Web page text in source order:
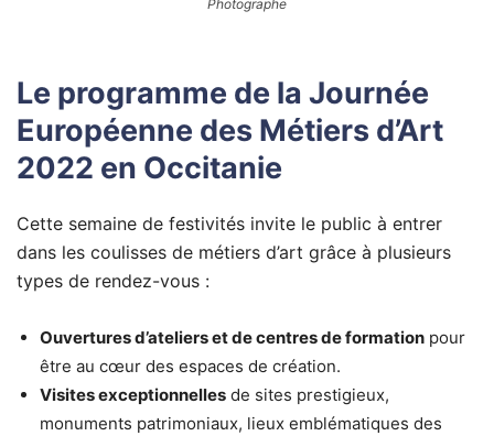
Photographe
Le programme de la Journée
Européenne des Métiers d’Art
2022 en Occitanie
Cette semaine de festivités invite le public à entrer
dans les coulisses de métiers d’art grâce à plusieurs
types de rendez-vous :
Ouvertures d’ateliers et de centres de formation pour
être au cœur des espaces de création.
Visites exceptionnelles de sites prestigieux,
monuments patrimoniaux, lieux emblématiques des